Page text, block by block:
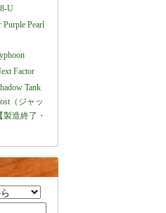
U
Purple Pearl
Factor
Tank
（ジャッ
造終了・